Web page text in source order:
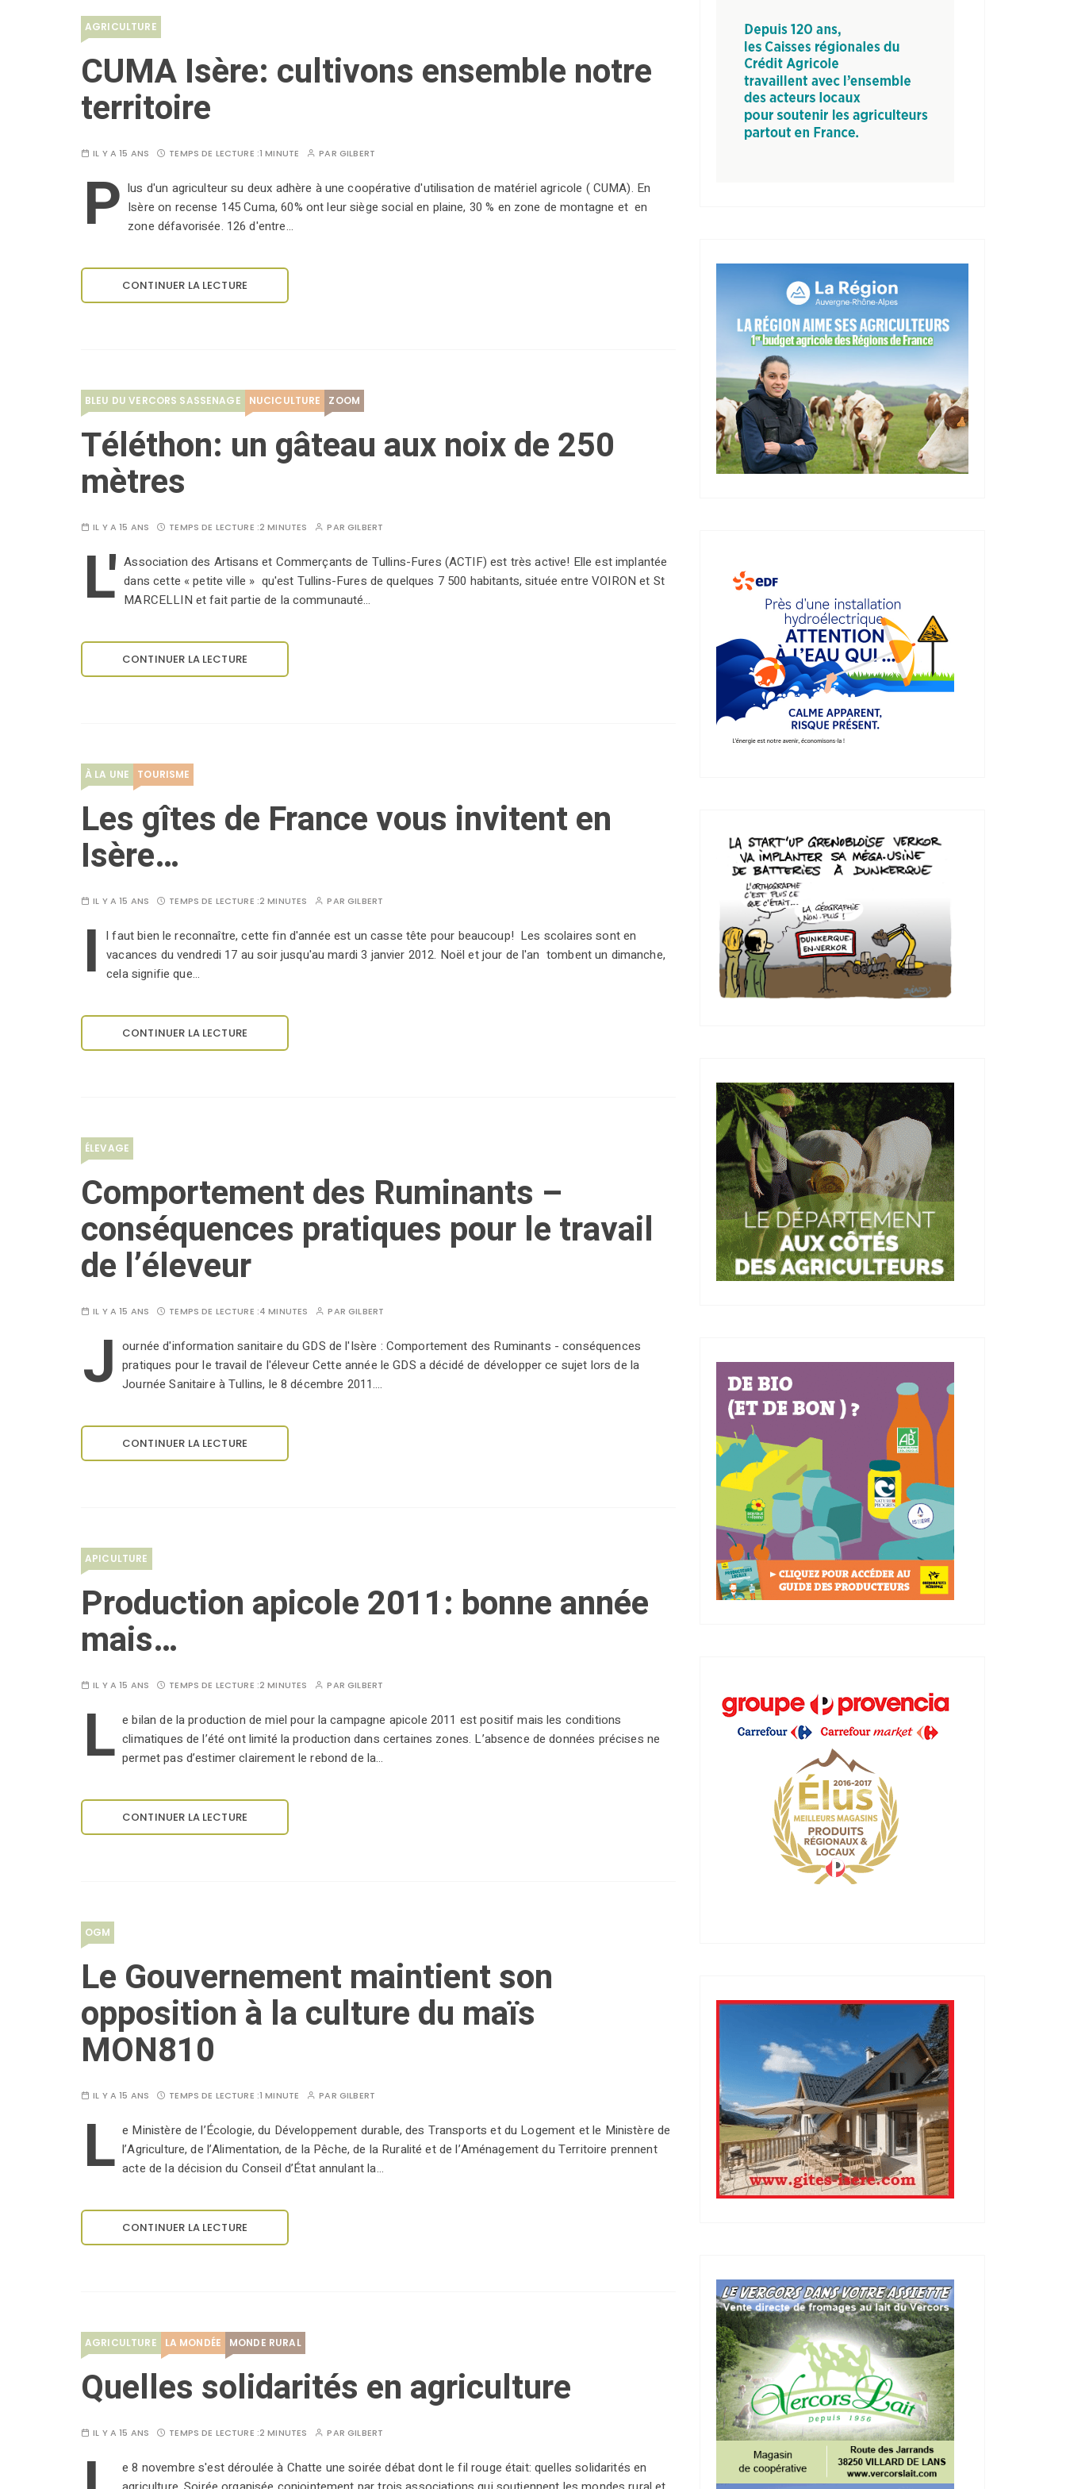
AGRICULTURE
CUMA Isère: cultivons ensemble notre
territoire
IL Y A 15 ANS TEMPS DE LECTURE :1 MINUTE PAR GILBERT
P lus d'un agriculteur su deux adhère à une coopérative d'utilisation de matériel agricole ( CUMA). En
Isère on recense 145 Cuma, 60% ont leur siège social en plaine, 30 % en zone de montagne et en
zone défavorisée. 126 d'entre…
CONTINUER LA LECTURE
BLEU DU VERCORS SASSENAGE NUCICULTURE ZOOM
Téléthon: un gâteau aux noix de 250
mètres
IL Y A 15 ANS TEMPS DE LECTURE :2 MINUTES PARGILBERT
L' Association des Artisans et Commerçants de Tullins-Fures (ACTIF) est très active! Elle est implantée
dans cette « petite ville » qu'est Tullins-Fures de quelques 7 500 habitants, située entre VOIRON et St
MARCELLIN et fait partie de la communauté…
CONTINUER LA LECTURE
À LA UNE TOURISME
Les gîtes de France vous invitent en
Isère…
IL Y A 15 ANS TEMPS DE LECTURE :2 MINUTES PARGILBERT
I l faut bien le reconnaître, cette fin d'année est un casse tête pour beaucoup! Les scolaires sont en
vacances du vendredi 17 au soir jusqu'au mardi 3 janvier 2012. Noël et jour de l'an tombent un dimanche,
cela signifie que…
CONTINUER LA LECTURE
ÉLEVAGE
Comportement des Ruminants –
conséquences pratiques pour le travail
de l’éleveur
IL Y A 15 ANS TEMPS DE LECTURE :4 MINUTES PARGILBERT
J ournée d'information sanitaire du GDS de l'Isère : Comportement des Ruminants - conséquences
pratiques pour le travail de l'éleveur Cette année le GDS a décidé de développer ce sujet lors de la
Journée Sanitaire à Tullins, le 8 décembre 2011.…
CONTINUER LA LECTURE
APICULTURE
Production apicole 2011: bonne année
mais…
IL Y A 15 ANS TEMPS DE LECTURE :2 MINUTES PARGILBERT
L e bilan de la production de miel pour la campagne apicole 2011 est positif mais les conditions
climatiques de l’été ont limité la production dans certaines zones. L’absence de données précises ne
permet pas d’estimer clairement le rebond de la…
CONTINUER LA LECTURE
OGM
Le Gouvernement maintient son
opposition à la culture du maïs
MON810
IL Y A 15 ANS TEMPS DE LECTURE :1 MINUTE PAR GILBERT
L e Ministère de l’Écologie, du Développement durable, des Transports et du Logement et le Ministère de
l’Agriculture, de l’Alimentation, de la Pêche, de la Ruralité et de l’Aménagement du Territoire prennent
acte de la décision du Conseil d’État annulant la…
CONTINUER LA LECTURE
AGRICULTURE LA MONDÉE MONDE RURAL
Quelles solidarités en agriculture
IL Y A 15 ANS TEMPS DE LECTURE :2 MINUTES PARGILBERT
e 8 novembre s'est déroulée à Chatte une soirée débat dont le fil rouge était: quelles solidarités en